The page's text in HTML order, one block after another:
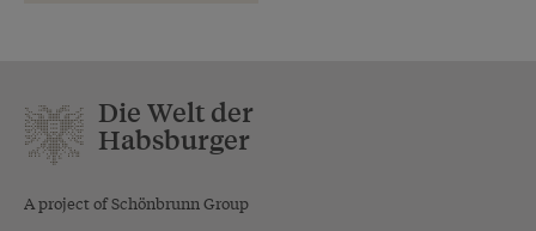
Die Welt der
Habsburger
A project of Schönbrunn Group